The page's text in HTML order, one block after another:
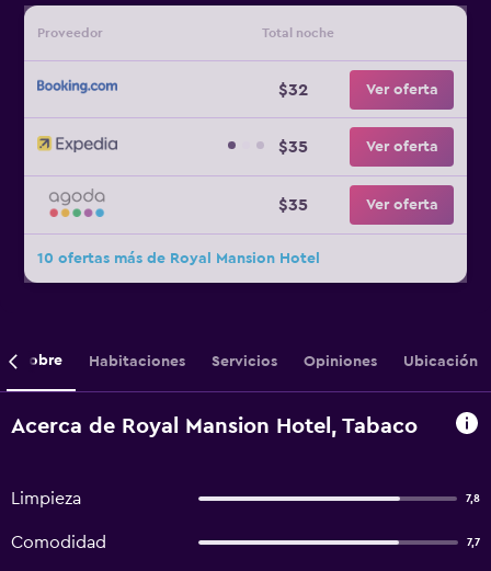
Proveedor Total noche
$32 Ver oferta
$35 Ver oferta
$35 Ver oferta
10 ofertas más de Royal Mansion Hotel
Sobre Habitaciones Servicios Opiniones Ubicación
Acerca de Royal Mansion Hotel, Tabaco
Limpieza 7,8
Comodidad 7,7